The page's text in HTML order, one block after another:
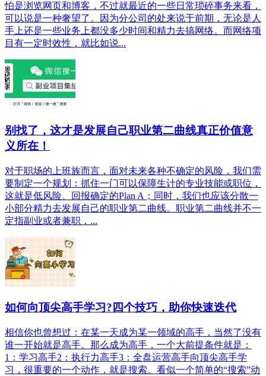
怕是浏览网页和博客，不过就最近的一些日常琐碎事务来看，
可以说是一种奢望了。因为分公司的处来说于前期，无论是人
手上还是一些业务上都没多少时间和精力去搞网络。而网络项
目有一定时效性，就比如说...
别找了，这才是发展自己职业第二曲线真正价值意
义所在！
对于职场的上班族而言，面对未来各种不确定的风险，我们需
要制定一个规划：抓住一门可以保障生计的专业技能或职位，
这就是低风险、回报确定的Plan A；同时，我们也应该分散一
小部分精力去发展自己的职业第二曲线。职业第二曲线并不一
定指副业或者兼职，...
如何向顶尖高手学习?四个技巧，助你快速迭代
相信你也曾想过：在某一天成为某一领域的高手，当然了没有
谁一开始就是高手。那么成为高手，一个大前提条件就是：
1：学习高手2：执行力高手3：全盘运营高手向顶尖高手学
习，很重要的一个动作，就是搜索。看似一个简单的“搜索”动